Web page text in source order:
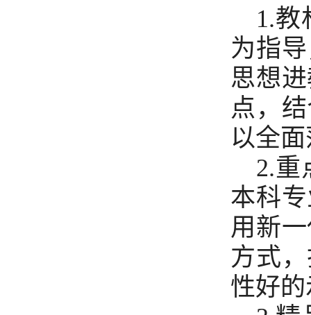
1.教
为指
思想
点，
以全
2.重
本科
用新
方式
性好